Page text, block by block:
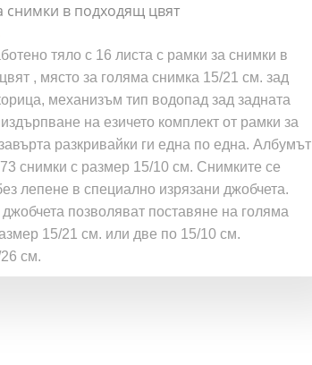
снимки в подходящ цвят
тяло с 16 листа с рамки за снимки в
, място за голяма снимка 15/21 см. зад
механизъм тип водопад зад задната
на езичето комплект от рамки за
разкривайки ги една по една. Албумът
снимки с размер 15/10 см. Снимките се
лепене в специално изрязани джобчета.
позволяват поставяне на голяма
15/21 см. или две по 15/10 см.
см.